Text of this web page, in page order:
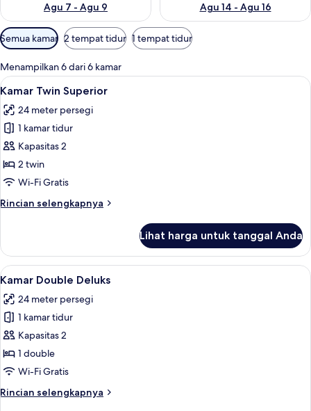
Agu 7 - Agu 9
Agu 14 - Agu 16
Filter
tersedia
untuk
kamar
Semua kamar 2 tempat tidur 1 tempat tidur
Menampilkan 6 dari 6 kamar
Lihat
semua
foto
untuk
Kamar
Twin
Superior
Minibar, brankas, meja kerja, dan
4
Kamar Twin Superior
24 meter persegi
1 kamar tidur
Kapasitas 2
2 twin
Wi-Fi Gratis
Rincian selengkapnya
Rincian
Kamar
Twin
Superior
Lihat harga untuk tanggal Anda
Lihat
semua
foto
untuk
Kamar
Double
Deluks
Kamar Double Deluks | Minibar,
7
Kamar Double Deluks
24 meter persegi
1 kamar tidur
Kapasitas 2
1 double
Wi-Fi Gratis
Rincian selengkapnya
Rincian